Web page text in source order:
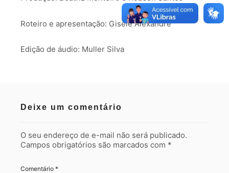
Roteiro e apresentação: Gisele Alexandre
Edição de áudio: Muller Silva
Deixe um comentário
O seu endereço de e-mail não será publicado.
Campos obrigatórios são marcados com *
Comentário *